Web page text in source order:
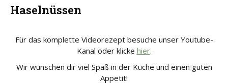
Haselnüssen
Für das komplette Videorezept besuche unser Youtube-
Kanal oder klicke hier.
Wir wünschen dir viel Spaß in der Küche und einen guten
Appetit!